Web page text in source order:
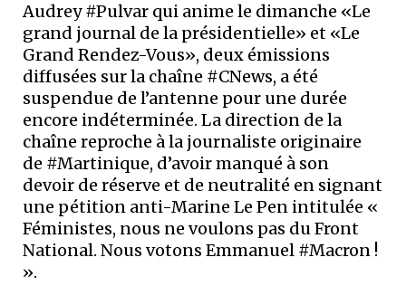
Audrey #Pulvar qui anime le dimanche «Le
grand journal de la présidentielle» et «Le
Grand Rendez-Vous», deux émissions
diffusées sur la chaîne #CNews, a été
suspendue de l’antenne pour une durée
encore indéterminée. La direction de la
chaîne reproche à la journaliste originaire
de #Martinique, d’avoir manqué à son
devoir de réserve et de neutralité en signant
une pétition anti-Marine Le Pen intitulée «
Féministes, nous ne voulons pas du Front
National. Nous votons Emmanuel #Macron !
».